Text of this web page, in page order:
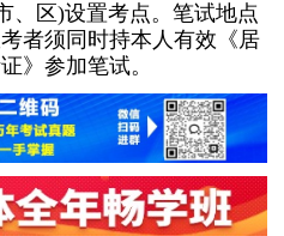
、区)设置考点。笔试地点
者须同时持本人有效《居
》参加笔试。